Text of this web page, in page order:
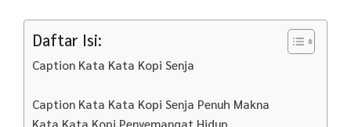
Daftar Isi:
Caption Kata Kata Kopi Senja
Caption Kata Kata Kopi Senja Penuh Makna